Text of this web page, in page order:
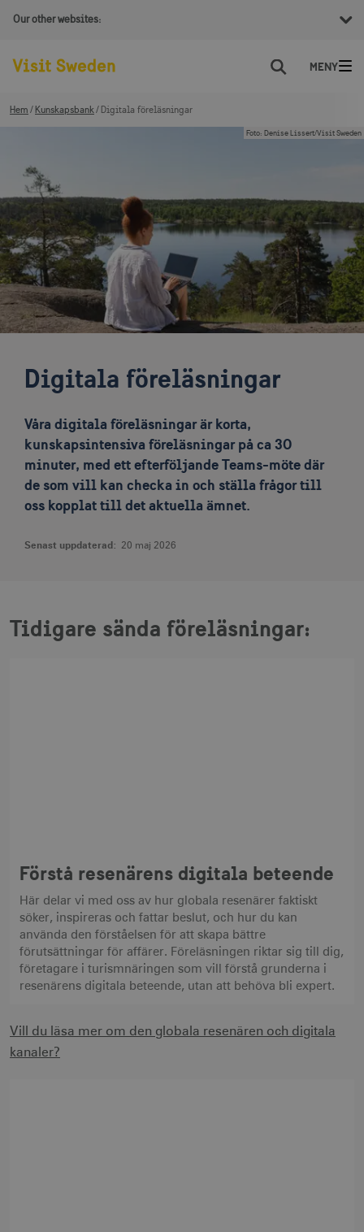
Our other websites:
Sök
Hem Kunskapsbank Digitala föreläsningar
Foto: Denise Lissert/Visit Sweden
Digitala föreläsningar
Våra digitala föreläsningar är korta,
kunskapsintensiva föreläsningar på ca 30
minuter, med ett efterföljande Teams-möte där
de som vill kan checka in och ställa frågor till
oss kopplat till det aktuella ämnet.
Senast uppdaterad: 20 maj 2026
Tidigare sända föreläsningar:
Förstå resenärens digitala beteende
Här delar vi med oss av hur globala resenärer faktiskt
söker, inspireras och fattar beslut, och hur du kan
använda den förståelsen för att skapa bättre
förutsättningar för affärer. Föreläsningen riktar sig till dig,
företagare i turismnäringen som vill förstå grunderna i
resenärens digitala beteende, utan att behöva bli expert.
Vill du läsa mer om den globala resenären och digitala
kanaler?